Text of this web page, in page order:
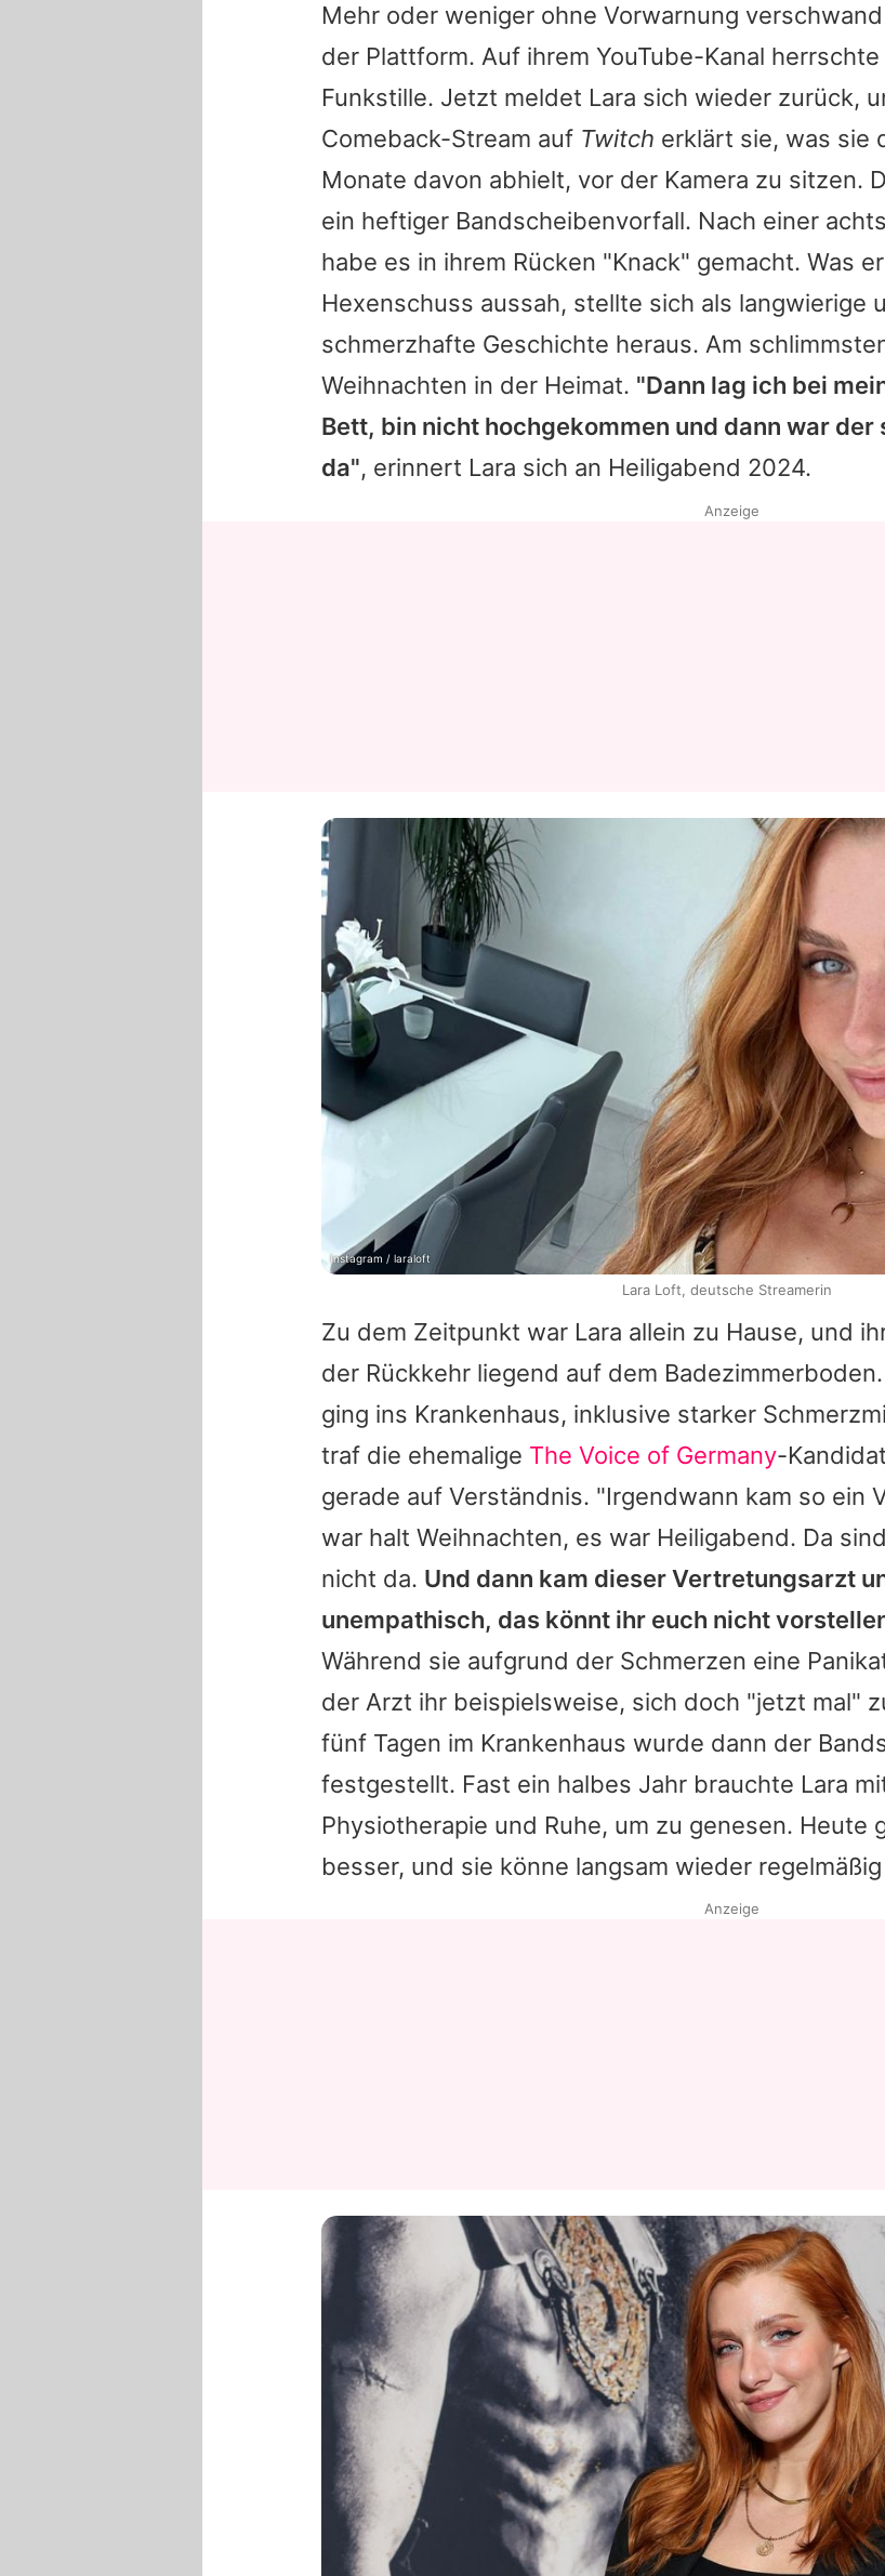
Mehr oder weniger ohne Vorwarnung
der Plattform. Auf ihrem YouTube-Kanal
Funkstille. Jetzt meldet Lara sich wieder zurück,
Comeback-Stream auf Twitch erklärt sie, was sie
Monate davon abhielt, vor der Kamera zu sitzen.
ein heftiger Bandscheibenvorfall. Nach einer
habe es in ihrem Rücken "Knack" gemacht. Was
Hexenschuss aussah, stellte sich als langwierige
schmerzhafte Geschichte heraus. Am
Weihnachten in der Heimat. "Dann lag ich bei
Bett, bin nicht hochgekommen und dann war der
da", erinnert Lara sich an Heiligabend 2024.
Zu dem Zeitpunkt war Lara allein zu Hause, und
der Rückkehr liegend auf dem
ging ins Krankenhaus, inklusive starker
traf die ehemalige The Voice of Germany-
gerade auf Verständnis. "Irgendwann kam so ein
war halt Weihnachten, es war Heiligabend. Da
nicht da. Und dann kam dieser Vertretungsarzt
unempathisch, das könnt ihr euch nicht
Während sie aufgrund der Schmerzen eine
der Arzt ihr beispielsweise, sich doch "jetzt mal"
fünf Tagen im Krankenhaus wurde dann der
festgestellt. Fast ein halbes Jahr brauchte Lara
Physiotherapie und Ruhe, um zu genesen. Heute
besser, und sie könne langsam wieder
Anzeige
Instagram / laraloft
Lara Loft, deutsche Streamerin
Anzeige